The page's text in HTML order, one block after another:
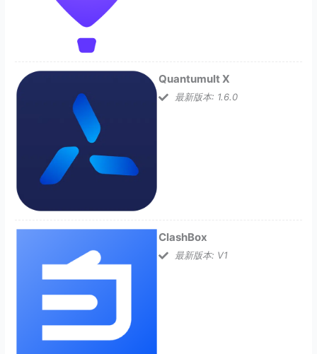
Quantumult X
最新版本: 1.6.0
ClashBox
最新版本: V1